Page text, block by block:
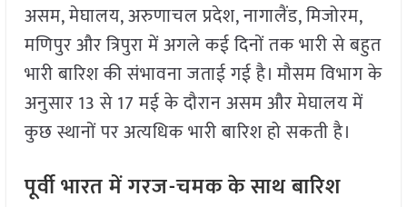
असम, मेघालय, अरुणाचल प्रदेश, नागालैंड, मिजोरम,
मणिपुर और त्रिपुरा में अगले कई दिनों तक भारी से बहुत
भारी बारिश की संभावना जताई गई है। मौसम विभाग के
अनुसार 13 से 17 मई के दौरान असम और मेघालय में
कुछ स्थानों पर अत्यधिक भारी बारिश हो सकती है।
पूर्वी भारत में गरज-चमक के साथ बारिश